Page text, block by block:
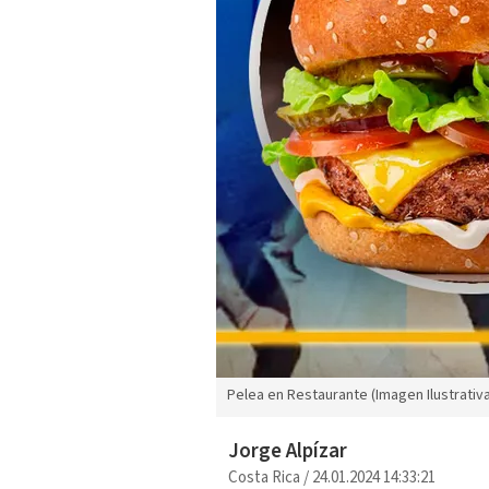
Pelea en Restaurante (Imagen
Jorge Alpízar
Costa Rica/24.01.2024 14:33:21